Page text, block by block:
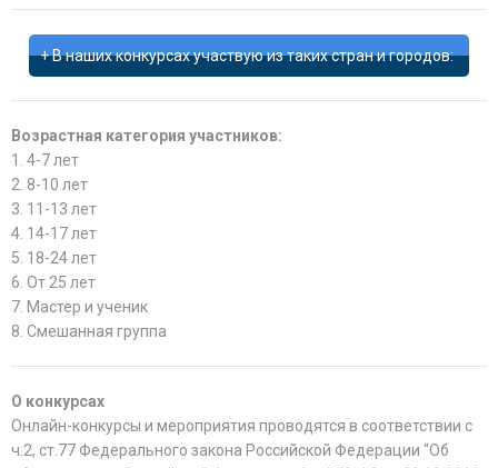
В наших конкурсах участвую из таких стран и городов:
Возрастная категория участников:
1. 4-7 лет
2. 8-10 лет
3. 11-13 лет
4. 14-17 лет
5. 18-24 лет
6. От 25 лет
7. Мастер и ученик
8. Смешанная группа
О конкурсах
Онлайн-конкурсы и мероприятия проводятся в соответствии с
ч.2, ст.77 Федерального закона Российской Федерации “Об